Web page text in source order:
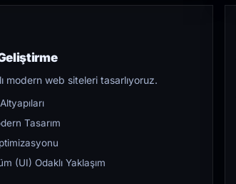
modern web siteleri tasarlıyoruz.
Tasarım
(UI) Odaklı Yaklaşım